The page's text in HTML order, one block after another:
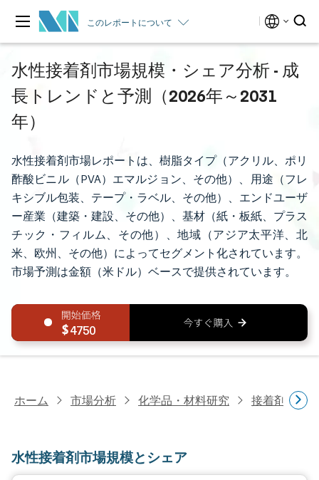
このレポートについて
水性接着剤市場規模・シェア分析 - 成
長トレンドと予測（2026年～2031
年）
水性接着剤市場レポートは、樹脂タイプ（アクリル、ポリ
酢酸ビニル（PVA）エマルジョン、その他）、用途（フレ
キシブル包装、テープ・ラベル、その他）、エンドユーザ
ー産業（建築・建設、その他）、基材（紙・板紙、プラス
チック・フィルム、その他）、地域（アジア太平洋、北
米、欧州、その他）によってセグメント化されています。
市場予測は金額（米ドル）ベースで提供されています。
4750
ホーム 市場分析 化学品・材料研究 接着剤・シ
水性接着剤市場規模とシェア